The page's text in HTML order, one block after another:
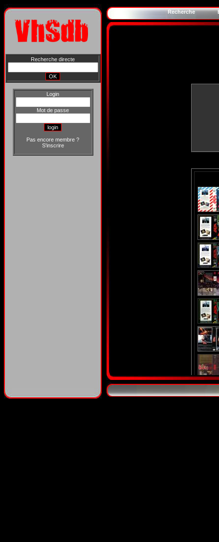
Recherche directe
Login
Mot de passe
Pas encore membre ?
S'inscrire
Recherche